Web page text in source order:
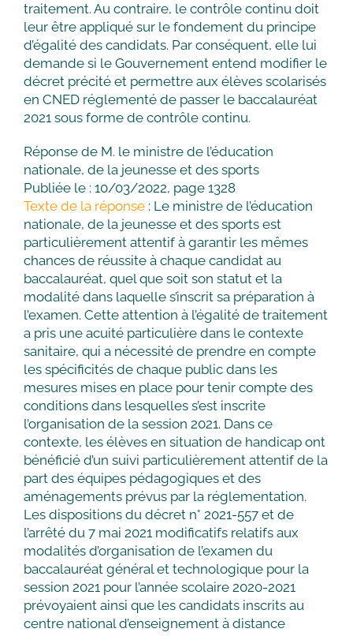
traitement. Au contraire, le contrôle continu doit
leur être appliqué sur le fondement du principe
d’égalité des candidats. Par conséquent, elle lui
demande si le Gouvernement entend modifier le
décret précité et permettre aux élèves scolarisés
en CNED réglementé de passer le baccalauréat
2021 sous forme de contrôle continu.
Réponse de M. le ministre de l’éducation
nationale, de la jeunesse et des sports
Publiée le : 10/03/2022, page 1328
Texte de la réponse : Le ministre de l’éducation
nationale, de la jeunesse et des sports est
particulièrement attentif à garantir les mêmes
chances de réussite à chaque candidat au
baccalauréat, quel que soit son statut et la
modalité dans laquelle s’inscrit sa préparation à
l’examen. Cette attention à l’égalité de traitement
a pris une acuité particulière dans le contexte
sanitaire, qui a nécessité de prendre en compte
les spécificités de chaque public dans les
mesures mises en place pour tenir compte des
conditions dans lesquelles s’est inscrite
l’organisation de la session 2021. Dans ce
contexte, les élèves en situation de handicap ont
bénéficié d’un suivi particulièrement attentif de la
part des équipes pédagogiques et des
aménagements prévus par la réglementation.
Les dispositions du décret n° 2021-557 et de
l’arrêté du 7 mai 2021 modificatifs relatifs aux
modalités d’organisation de l’examen du
baccalauréat général et technologique pour la
session 2021 pour l’année scolaire 2020-2021
prévoyaient ainsi que les candidats inscrits au
centre national d’enseignement à distance